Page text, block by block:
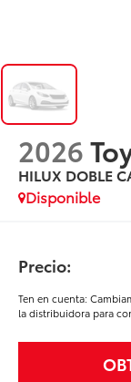
2026
HILUX DOBLE
Disponible
Precio:
Ten en cuenta:
la distribuidora para